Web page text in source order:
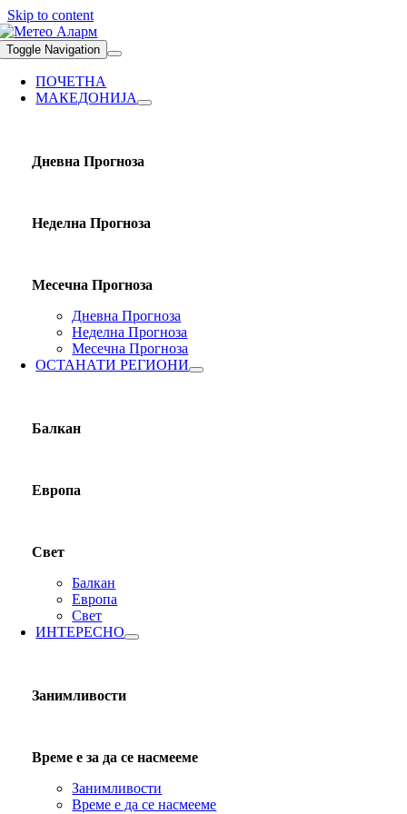
Skip to content
Toggle Navigation
ПОЧЕТНА
МАКЕДОНИЈА
Дневна Прогноза
Неделна Прогноза
Месечна Прогноза
Дневна Прогноза
Неделна Прогноза
Месечна Прогноза
ОСТАНАТИ РЕГИОНИ
Балкан
Европа
Свет
Балкан
Европа
Свет
ИНТЕРЕСНО
Занимливости
Време е за да се насмееме
Занимливости
Време е да се насмееме